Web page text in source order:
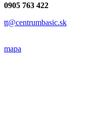
0905 763 422
tt@centrumbasic.sk
mapa